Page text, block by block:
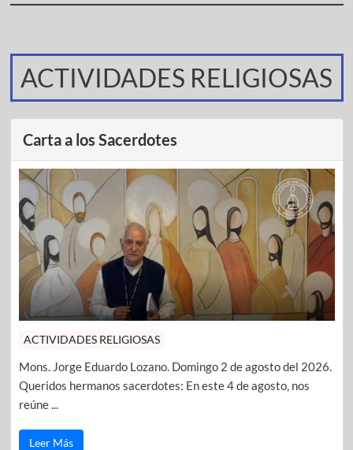
ACTIVIDADES RELIGIOSAS
Carta a los Sacerdotes
ACTIVIDADES RELIGIOSAS
Mons. Jorge Eduardo Lozano. Domingo 2 de agosto del 2026.
Queridos hermanos sacerdotes: En este 4 de agosto, nos
reúne ...
Leer Más